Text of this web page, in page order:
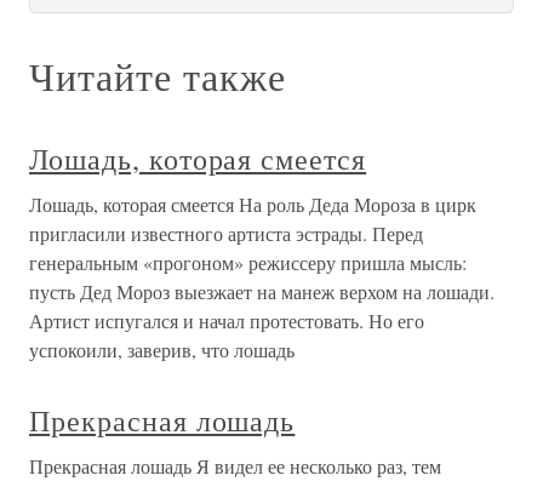
Читайте также
Лошадь, которая смеется
Лошадь, которая смеется На роль Деда Мороза в цирк
пригласили известного артиста эстрады. Перед
генеральным «прогоном» режиссеру пришла мысль:
пусть Дед Мороз выезжает на манеж верхом на лошади.
Артист испугался и начал протестовать. Но его
успокоили, заверив, что лошадь
Прекрасная лошадь
Прекрасная лошадь Я видел ее несколько раз, тем